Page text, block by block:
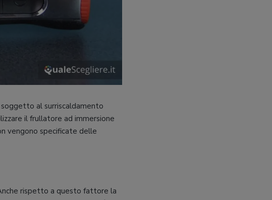
al surriscaldamento
il frullatore ad immersione
vengono specificate delle
rispetto a questo fattore la